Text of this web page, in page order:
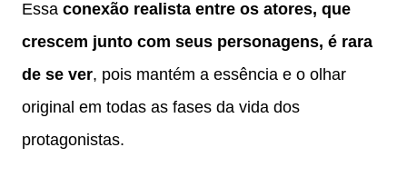
Essa conexão realista entre os atores, que
crescem junto com seus personagens, é rara
de se ver, pois mantém a essência e o olhar
original em todas as fases da vida dos
protagonistas.